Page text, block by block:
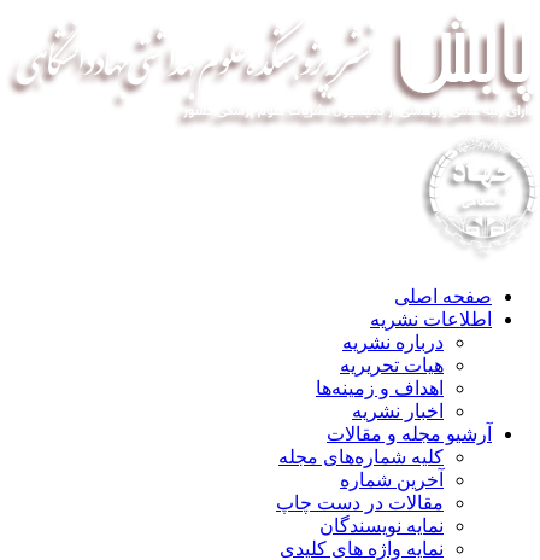
صفحه اصلی
اطلاعات نشریه
درباره نشریه
هیات تحریریه
اهداف و زمینه‌ها
اخبار نشریه
آرشیو مجله و مقالات
کلیه شماره‌های مجله
آخرین شماره
مقالات در دست چاپ
نمایه نویسندگان
نمایه واژه های کلیدی